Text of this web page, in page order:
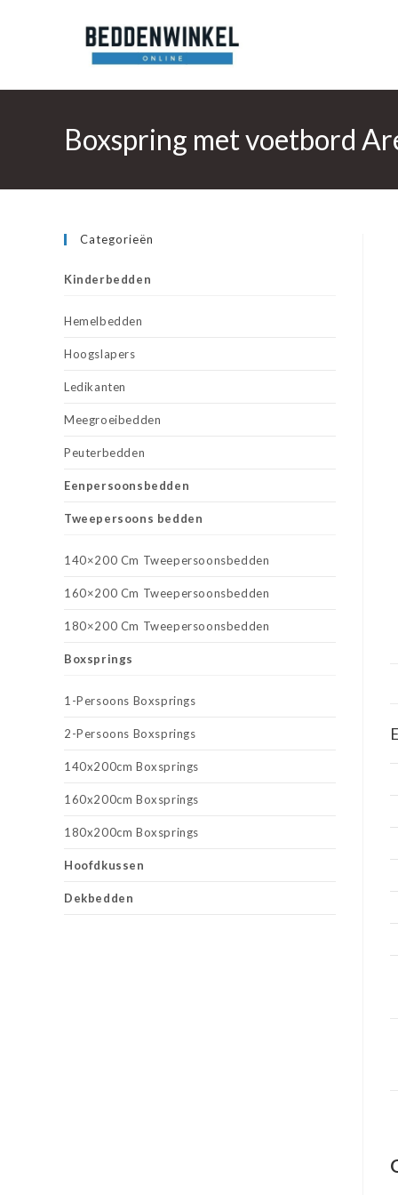
Boxspring met voetbord
Categorieën
Kinderbedden
Hemelbedden
Hoogslapers
Ledikanten
Meegroeibedden
Peuterbedden
Eenpersoonsbedden
Tweepersoons bedden
140×200 Cm Tweepersoonsbedden
160×200 Cm Tweepersoonsbedden
180×200 Cm Tweepersoonsbedden
Boxsprings
1-Persoons Boxsprings
2-Persoons Boxsprings
140x200cm Boxsprings
160x200cm Boxsprings
180x200cm Boxsprings
Hoofdkussen
Dekbedden